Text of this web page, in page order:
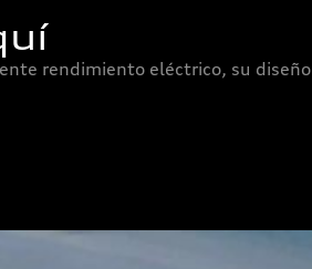
rendimiento eléctrico, su diseño